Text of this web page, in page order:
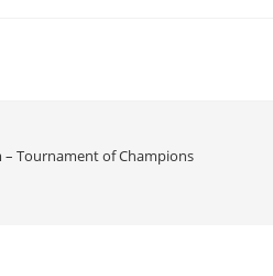
– Tournament of Champions